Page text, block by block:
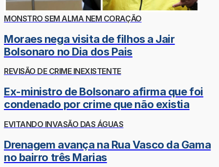
MONSTRO SEM ALMA NEM CORAÇÃO
Moraes nega visita de filhos a Jair
Bolsonaro no Dia dos Pais
REVISÃO DE CRIME INEXISTENTE
Ex-ministro de Bolsonaro afirma que foi
condenado por crime que não existia
EVITANDO INVASÃO DAS ÁGUAS
Drenagem avança na Rua Vasco da Gama
no bairro três Marias